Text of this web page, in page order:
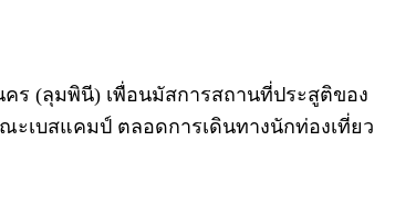
ร (ลุมพินี) เพื่อนมัสการสถานที่ประสูติของ
ะเบสแคมป์ ตลอดการเดินทางนักท่องเที่ยว